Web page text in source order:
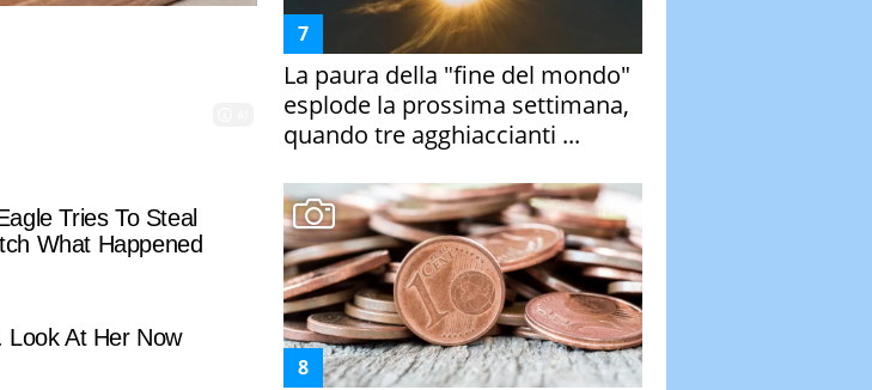
La paura della "fine del mondo"
esplode la prossima settimana,
quando tre agghiaccianti ...